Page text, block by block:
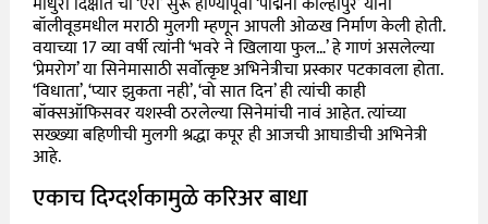
बॉलीवूडमधील मराठी मुलगी म्हणून आपली ओळख निर्माण केली होती.
वयाच्या 17 व्या वर्षी त्यांनी ‘भवरे ने खिलाया फुल…’ हे गाणं असलेल्या
‘प्रेमरोग’ या सिनेमासाठी सर्वोत्कृष्ट अभिनेत्रीचा प्रस्कार पटकावला होता.
‘विधाता’, ‘प्यार झुकता नही’, ‘वो सात दिन’ ही त्यांची काही
बॉक्सऑफिसवर यशस्वी ठरलेल्या सिनेमांची नावं आहेत. त्यांच्या
सख्ख्या बहिणीची मुलगी श्रद्धा कपूर ही आजची आघाडीची अभिनेत्री
आहे.
एकाच दिग्दर्शकामुळे करिअर बाधा